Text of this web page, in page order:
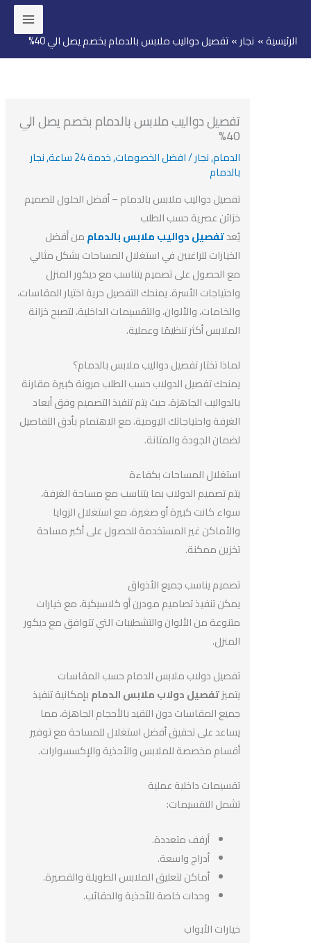
نجار تفصيل دواليب ملابس بالدمام بخصم يصل الي 40%
تفصيل دواليب ملابس بالدمام بخصم يصل الي
الدمام,نجار/افضل الخصومات,خدمة 24 ساعة ,نجار
بالدمام
تفصيل دواليب ملابس بالدمام – أفضل الحلول لتصميم
خزائن عصرية حسب الطلب
تفصيل دواليب ملابس بالدماممن أفضل
الخيارات للراغبين في استغلال المساحات بشكل مثالي
مع الحصول على تصميم يتناسب مع ديكور المنزل
واحتياجات الأسرة. يمنحك التفصيل حرية اختيار المقاسات،
والخامات، والألوان، والتقسيمات الداخلية، لتصبح خزانة
الملابس أكثر تنظيمًا وعملية.
لماذا تختار تفصيل دواليب ملابس بالدمام؟
يمنحك تفصيل الدولاب حسب الطلب مرونة كبيرة مقارنة
بالدواليب الجاهزة، حيث يتم تنفيذ التصميم وفق أبعاد
الغرفة واحتياجاتك اليومية، مع الاهتمام بأدق التفاصيل
لضمان الجودة والمتانة.
استغلال المساحات بكفاءة
يتم تصميم الدولاب بما يتناسب مع مساحة الغرفة،
سواء كانت كبيرة أو صغيرة، مع استغلال الزوايا
والأماكن غير المستخدمة للحصول على أكبر مساحة
تخزين ممكنة.
تصميم يناسب جميع الأذواق
يمكن تنفيذ تصاميم مودرن أو كلاسيكية، مع خيارات
متنوعة من الألوان والتشطيبات التي تتوافق مع ديكور
المنزل.
تفصيل دولاب ملابس الدمام حسب المقاسات
تفصيل دولاب ملابس الدمامبإمكانية تنفيذ
جميع المقاسات دون التقيد بالأحجام الجاهزة، مما
يساعد على تحقيق أفضل استغلال للمساحة مع توفير
أقسام مخصصة للملابس والأحذية والإكسسوارات.
تقسيمات داخلية عملية
تشمل التقسيمات:
أرفف متعددة.
أدراج واسعة.
أماكن لتعليق الملابس الطويلة والقصيرة.
وحدات خاصة للأحذية والحقائب.
خيارات الأبواب